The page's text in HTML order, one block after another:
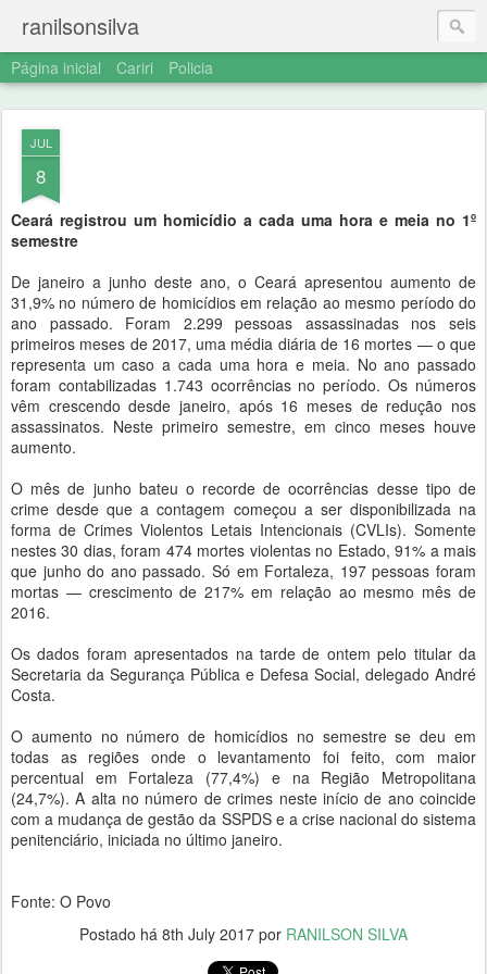
ranilsonsilva
Página inicial Cariri Policia
JUL
8
Ceará registrou um homicídio a cada uma hora e meia no 1º
semestre
De janeiro a junho deste ano, o Ceará apresentou aumento de
31,9% no número de homicídios em relação ao mesmo período do
ano passado. Foram 2.299 pessoas assassinadas nos seis
primeiros meses de 2017, uma média diária de 16 mortes — o que
representa um caso a cada uma hora e meia. No ano passado
foram contabilizadas 1.743 ocorrências no período. Os números
vêm crescendo desde janeiro, após 16 meses de redução nos
assassinatos. Neste primeiro semestre, em cinco meses houve
aumento.
O mês de junho bateu o recorde de ocorrências desse tipo de
crime desde que a contagem começou a ser disponibilizada na
forma de Crimes Violentos Letais Intencionais (CVLIs). Somente
nestes 30 dias, foram 474 mortes violentas no Estado, 91% a mais
que junho do ano passado. Só em Fortaleza, 197 pessoas foram
mortas — crescimento de 217% em relação ao mesmo mês de
2016.
Os dados foram apresentados na tarde de ontem pelo titular da
Secretaria da Segurança Pública e Defesa Social, delegado André
Costa.
O aumento no número de homicídios no semestre se deu em
todas as regiões onde o levantamento foi feito, com maior
percentual em Fortaleza (77,4%) e na Região Metropolitana
(24,7%). A alta no número de crimes neste início de ano coincide
com a mudança de gestão da SSPDS e a crise nacional do sistema
penitenciário, iniciada no último janeiro.
Fonte: O Povo
Postado há 8th July 2017 por RANILSON SILVA